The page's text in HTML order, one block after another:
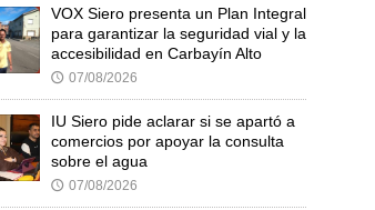
VOX Siero presenta un Plan Integral
para garantizar la seguridad vial y la
accesibilidad en Carbayín Alto
🕔 07/08/2026
IU Siero pide aclarar si se apartó a
comercios por apoyar la consulta
sobre el agua
🕔 07/08/2026